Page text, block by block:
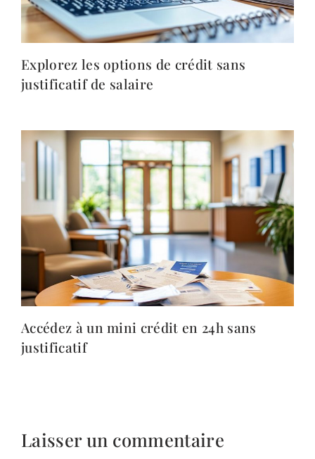
Explorez les options de crédit sans
justificatif de salaire
Accédez à un mini crédit en 24h sans
justificatif
Laisser un commentaire